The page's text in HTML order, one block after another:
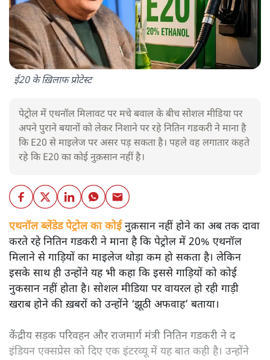
ई20 के ख़िलाफ प्रोटेस्ट
पेट्रोल में एथनॉल मिलावट पर मचे बवाल के बीच सोशल मीडिया पर
अपने पुराने बयानों को लेकर निशाने पर रहे नितिन गडकरी ने माना है
कि E20 से माइलेज पर असर पड़ सकता है। पहले वह लगातार कहते
रहे कि E20 का कोई नुक़सान नहीं है।
एथनॉल ब्लेंडेड पेट्रोल का कोईनुक़सान नहीं होने का अब तक दावा
करते रहे नितिन गडकरी ने माना है कि पेट्रोल में 20% एथनॉल
मिलाने से गाड़ियों का माइलेज थोड़ा कम हो सकता है। लेकिन
इसके साथ ही उन्होंने यह भी कहा कि इससे गाड़ियों को कोई
नुकसान नहीं होता है। सोशल मीडिया पर वायरल हो रही गाड़ी
खराब होने की ख़बरों को उन्होंने ‘झूठी अफवाह’ बताया।
केंद्रीय सड़क परिवहन और राजमार्ग मंत्री नितिन गडकरी ने द
इंडियन एक्सप्रेस को दिए एक इंटरव्यू में यह बात कही है। उन्होंने